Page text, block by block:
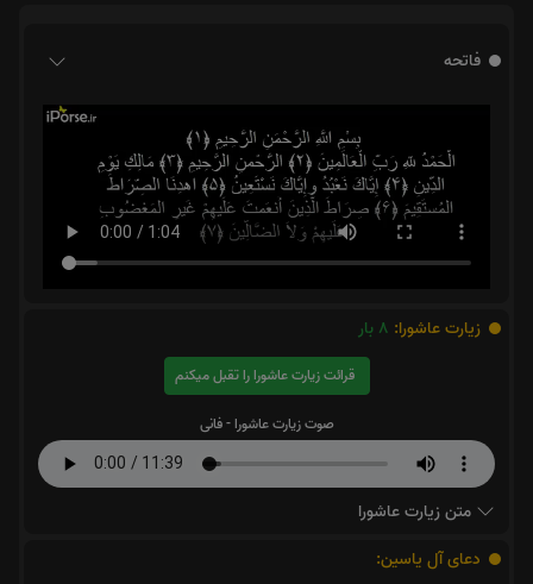
فاتحه
زیارت عاشورا: 8 بار
قرائت زیارت عاشورا را تقبل میکنم
صوت زیارت عاشورا - فانی
متن زیارت عاشورا
دعای آل یاسین: